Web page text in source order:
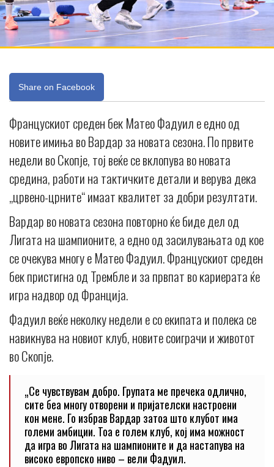
Share on Facebook
Францускиот среден бек Матео Фадуил е едно од
новите имиња во Вардар за новата сезона. По првите
недели во Скопје, тој веќе се вклопува во новата
средина, работи на тактичките детали и верува дека
„црвено-црните“ имаат квалитет за добри резултати.
Вардар во новата сезона повторно ќе биде дел од
Лигата на шампионите, а едно од засилувањата од кое
се очекува многу е Матео Фадуил. Францускиот среден
бек пристигна од Трембле и за првпат во кариерата ќе
игра надвор од Франција.
Фадуил веќе неколку недели е со екипата и полека се
навикнува на новиот клуб, новите соиграчи и животот
во Скопје.
„Се чувствувам добро. Групата ме пречека одлично,
сите беа многу отворени и пријателски настроени
кон мене. Го избрав Вардар затоа што клубот има
големи амбиции. Тоа е голем клуб, кој има можност
да игра во Лигата на шампионите и да настапува на
високо европско ниво – вели Фадуил.